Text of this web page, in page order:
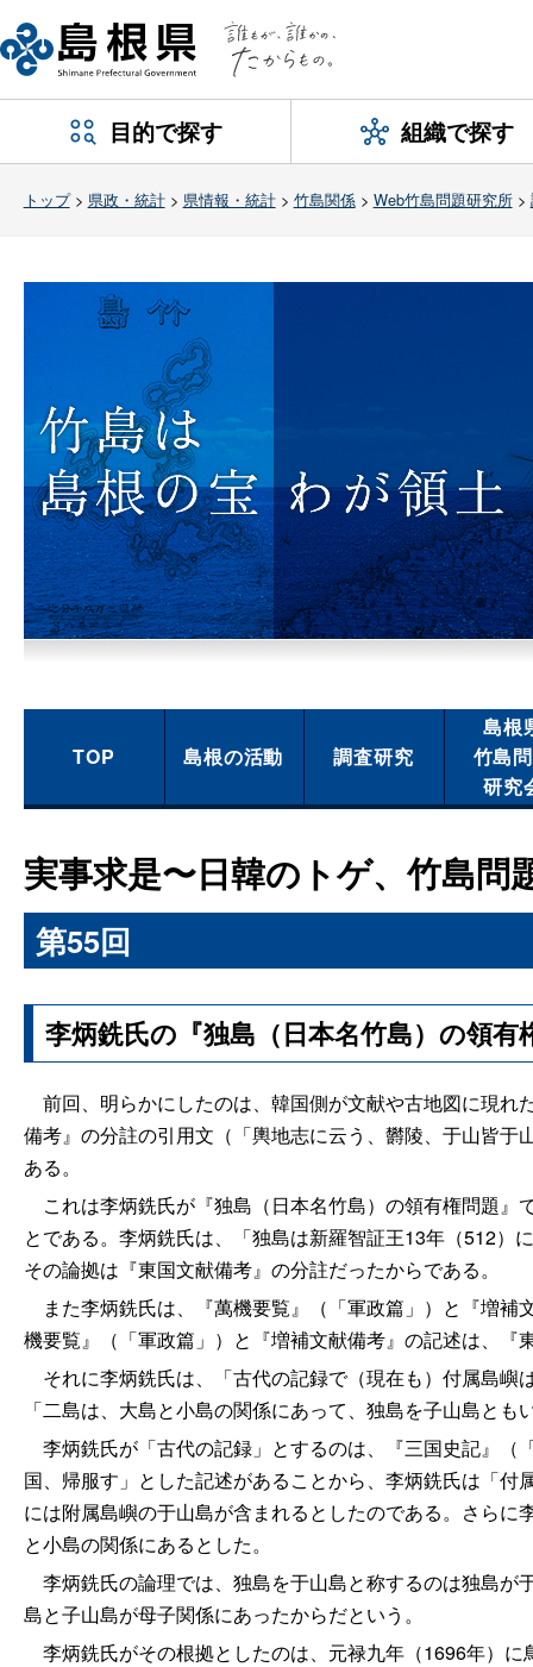
目的で探す 組織で探す
トップ> 県政・統計> 県情報・統計> 竹島関係> Web竹島問題研究所>
TOP 島根の活動 調査研究
島根
竹島
研究
実事求是〜日韓のトゲ、竹島問
第55回
李炳銑氏の『独島（日本名竹島）の領
前回、明らかにしたのは、韓国側が文献や古地図に現れ
備考』の分註の引用文（「輿地志に云う、欝陵、于山皆
ある。
これは李炳銑氏が『独島（日本名竹島）の領有権問題』
とである。李炳銑氏は、「独島は新羅智証王13年（512）
その論拠は『東国文献備考』の分註だったからである。
また李炳銑氏は、『萬機要覧』（「軍政篇」）と『増補
機要覧』（「軍政篇」）と『増補文献備考』の記述は、
それに李炳銑氏は、「古代の記録で（現在も）付属島嶼
「二島は、大島と小島の関係にあって、独島を子山島と
李炳銑氏が「古代の記録」とするのは、『三国史記』（
国、帰服す」とした記述があることから、李炳銑氏は「
には附属島嶼の于山島が含まれるとしたのである。さら
と小島の関係にあるとした。
李炳銑氏の論理では、独島を于山島と称するのは独島が
島と子山島が母子関係にあったからだという。
李炳銑氏がその根拠としたのは、元禄九年（1696年）